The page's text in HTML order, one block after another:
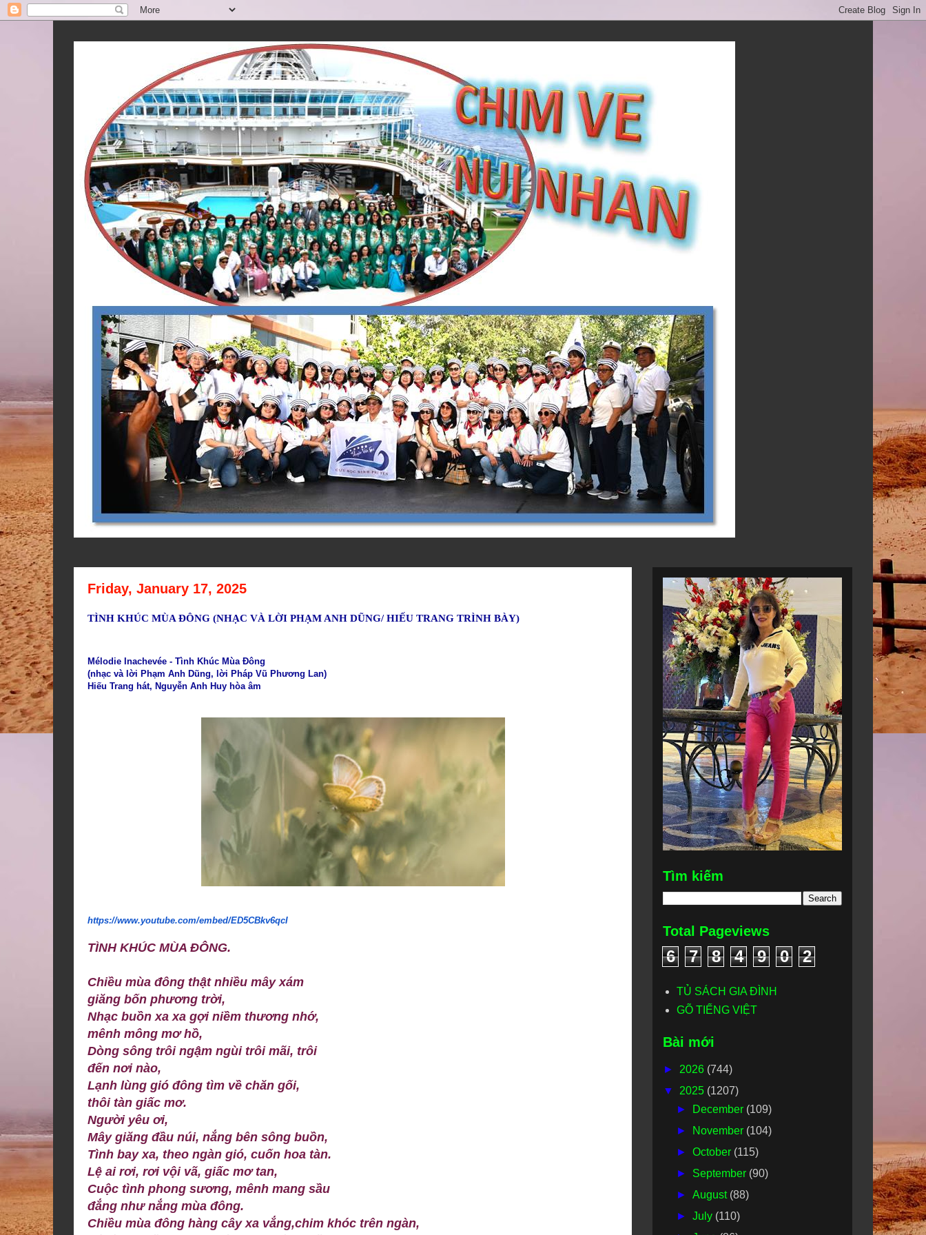
Friday, January 17, 2025
TÌNH KHÚC MÙA ĐÔNG (NHẠC VÀ LỜI PHẠM ANH DŨNG/ HIẾU TRANG TRÌNH BÀY)
Mélodie Inachevée - Tình Khúc Mùa Đông
(nhạc và lời Phạm Anh Dũng, lời Pháp Vũ Phương Lan)
Hiếu Trang hát, Nguyễn Anh Huy hòa âm
https://www.youtube.com/embed/ED5CBkv6qcI
TÌNH KHÚC MÙA ĐÔNG.
Chiều mùa đông thật nhiều mây xám
giăng bốn phương trời,
Nhạc buồn xa xa gợi niềm thương nhớ,
mênh mông mơ hồ,
Dòng sông trôi ngậm ngùi trôi mãi, trôi
đến nơi nào,
Lạnh lùng gió đông tìm về chăn gối,
thôi tàn giấc mơ.
Người yêu ơi,
Mây giăng đầu núi, nắng bên sông buồn,
Tình bay xa, theo ngàn gió, cuốn hoa tàn.
Lệ ai rơi, rơi vội vã, giấc mơ tan,
Cuộc tình phong sương, mênh mang sầu
đắng như nắng mùa đông.
Chiều mùa đông hàng cây xa vắng,chim khóc trên ngàn,
Tìm kiếm
Total Pageviews
6 7 8 4 9 0 2
TỦ SÁCH GIA ĐÌNH
GÕ TIẾNG VIỆT
Bài mới
► 2026 (744)
▼ 2025 (1207)
►
December (109)
►
November (104)
►October (115)
► September (90)
►August (88)
►July (110)